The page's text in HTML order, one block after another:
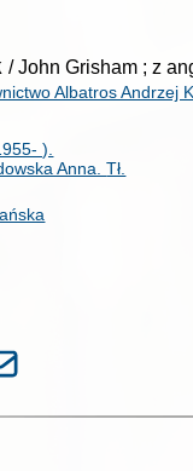
/ John Grisham ; z
Albatros Andrzej
).
Anna.Tł.